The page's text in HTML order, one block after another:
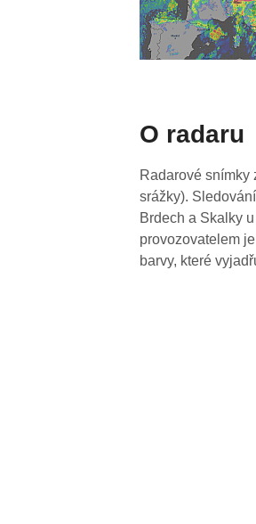
O radaru
Radarové snímky
srážky).
Brdech a Skalky
provozovatelem
barvy, které